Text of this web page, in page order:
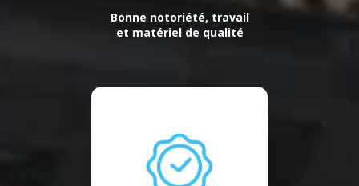
Bonne notoriété, travail
et matériel de qualité